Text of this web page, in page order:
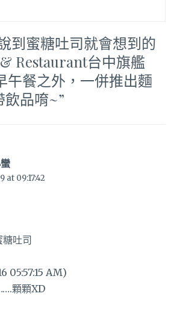
到蜜糖吐司就會想到的
Restaurant台中旗艦
午餐之外，一併推出麵
飲品唷~”
at 09:17:42
吐司
05:57:15 AM)
顆顆XD